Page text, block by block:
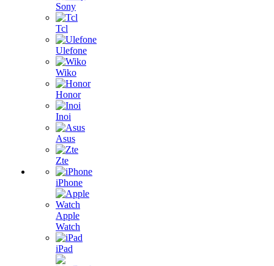
Sony
Tcl
Ulefone
Wiko
Honor
Inoi
Asus
Zte
iPhone
Apple
Watch
iPad